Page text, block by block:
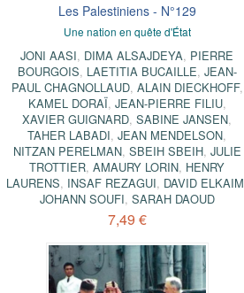
Les Palestiniens - N°129
Une nation en quête d'État
JONI AASI, DIMA ALSAJDEYA, PIERRE
BOURGOIS, LAETITIA BUCAILLE, JEAN-
PAUL CHAGNOLLAUD, ALAIN DIECKHOFF,
KAMEL DORAÏ, JEAN-PIERRE FILIU,
XAVIER GUIGNARD,SABINE JANSEN,
TAHER LABADI,JEAN MENDELSON,
NITZAN PERELMAN, SBEIH SBEIH, JULIE
TROTTIER,AMAURY LORIN, HENRY
LAURENS, INSAF REZAGUI, DAVID ELKAIM
JOHANN SOUFI, SARAH DAOUD
7,49 €